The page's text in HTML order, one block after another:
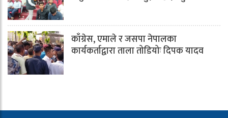
काँग्रेस, एमाले र जसपा नेपालका
कार्यकर्ताद्वारा ताला तोडियोः दिपक यादव